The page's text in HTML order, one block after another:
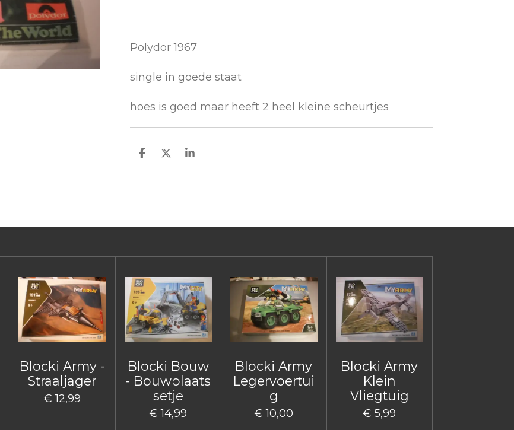
Polydor 1967
single in goede staat
hoes is goed maar heeft 2 heel kleine scheurtjes
D
D
S
Blocki Army -
Straaljager
€ 12,99
Blocki Bouw
- Bouwplaats
setje
€ 14,99
Blocki Army
Legervoertui
g
€ 10,00
Blocki Army
Klein
Vliegtuig
€ 5,99